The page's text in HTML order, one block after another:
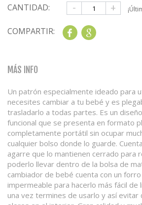
CANTIDAD: - +
COMPARTIR: Share
MÁS INFO
Un patrón especialmente ideado para
necesites cambiar a tu bebé y es
trasladarlo a todas partes. Es un
funcional que se presenta en formato
completamente portátil sin ocupar
cualquier bolso donde lo guarde.
agarre que lo mantienen cerrado para
poderlo llevar dentro de la bolsa de
cambiador de bebé cuenta con un
impermeable para hacerlo más fácil de
una vez termines de usarlo y así evitar